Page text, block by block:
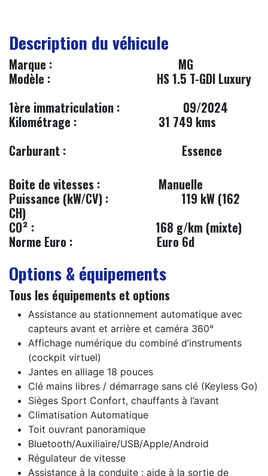
Description du véhicule
​Marque : MG
Modèle :
HS 1.5 T-GDI Luxury
1ère immatriculation :
​​09/2024
Kilométrage :
31 749 kms
Carburant :
Essence
Boite de vitesses :
Manuelle
Puissance (kW/CV) :
119 kW (162
CH)
CO² :
168 g/km (mixte)
Norme Euro :
​Euro 6d
Options & équipements
Tous les équipements et options
Assistance au stationnement automatique avec
capteurs avant et arrière et caméra 360°
Affichage numérique du combiné d’instruments
(cockpit virtuel)
Jantes en alliage 18 pouces
Clé mains libres / démarrage sans clé (Keyless Go)
Sièges Sport Confort, chauffants à l’avant
Climatisation Automatique
Toit ouvrant panoramique
Bluetooth/Auxiliaire/USB/Apple/Android
Régulateur de vitesse
Assistance à la conduite : aide à la sortie de